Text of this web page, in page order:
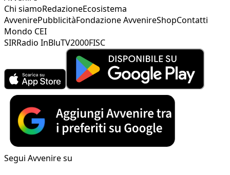
Chi siamoRedazioneEcosistema
AvvenirePubblicitàFondazione AvvenireShopContatti
Mondo CEI
SIRRadio InBluTV2000FISC
Segui Avvenire su